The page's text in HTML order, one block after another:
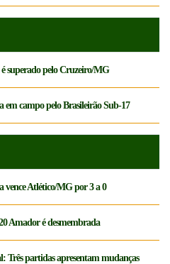
superado pelo Cruzeiro/MG
em campo pelo Brasileirão Sub-17
vence Atlético/MG por 3 a 0
Amador é desmembrada
Três partidas apresentam mudanças